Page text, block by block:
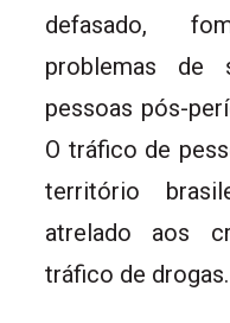
defasado,
problemas de
pessoas pós-
O tráfico de
território
atrelado aos
tráfico de drogas.